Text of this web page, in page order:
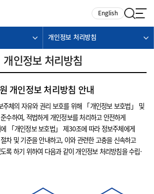
English
개인정보 처리방침
개인정보 처리방침
개인정보 처리방침 안내
주체의 자유와 권리 보호를 위해 「개인정보 보호법」 및
수하여, 적법하게 개인정보를 처리하고 안전하게
「개인정보 보호법」 제30조에 따라 정보주체에게
차 및 기준을 안내하고, 이와 관련한 고충을 신속하고
록 하기 위하여 다음과 같이 개인정보 처리방침을 수립·